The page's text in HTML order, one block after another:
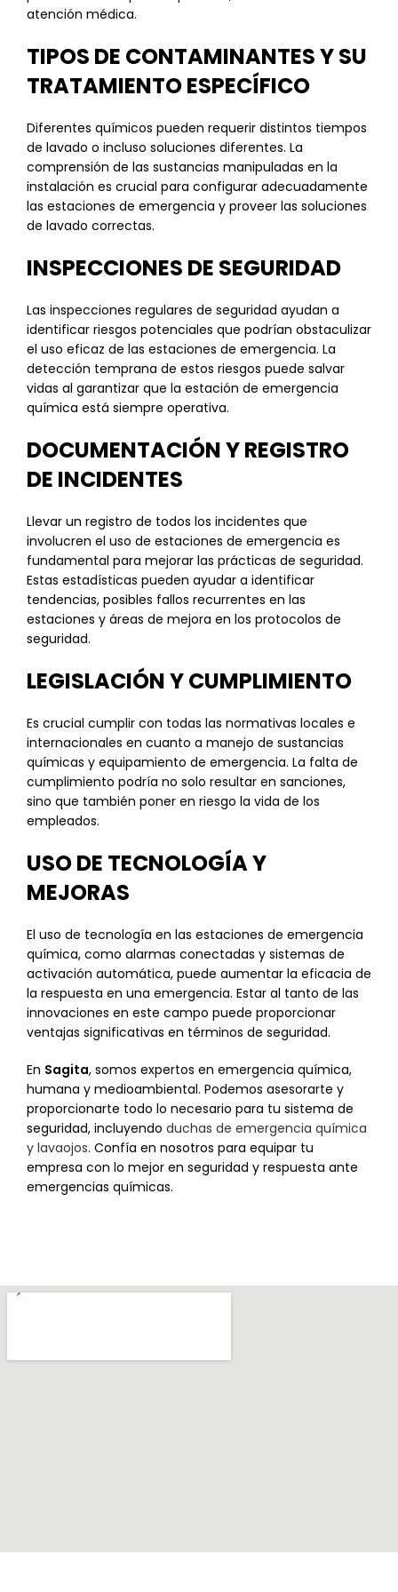
atención médica.
TIPOS DE CONTAMINANTES Y SU
TRATAMIENTO ESPECÍFICO
Diferentes químicos pueden requerir distintos tiempos
de lavado o incluso soluciones diferentes. La
comprensión de las sustancias manipuladas en la
instalación es crucial para configurar adecuadamente
las estaciones de emergencia y proveer las soluciones
de lavado correctas.
INSPECCIONES DE SEGURIDAD
Las inspecciones regulares de seguridad ayudan a
identificar riesgos potenciales que podrían obstaculizar
el uso eficaz de las estaciones de emergencia. La
detección temprana de estos riesgos puede salvar
vidas al garantizar que la estación de emergencia
química está siempre operativa.
DOCUMENTACIÓN Y REGISTRO
DE INCIDENTES
Llevar un registro de todos los incidentes que
involucren el uso de estaciones de emergencia es
fundamental para mejorar las prácticas de seguridad.
Estas estadísticas pueden ayudar a identificar
tendencias, posibles fallos recurrentes en las
estaciones y áreas de mejora en los protocolos de
seguridad.
LEGISLACIÓN Y CUMPLIMIENTO
Es crucial cumplir con todas las normativas locales e
internacionales en cuanto a manejo de sustancias
químicas y equipamiento de emergencia. La falta de
cumplimiento podría no solo resultar en sanciones,
sino que también poner en riesgo la vida de los
empleados.
USO DE TECNOLOGÍA Y
MEJORAS
El uso de tecnología en las estaciones de emergencia
química, como alarmas conectadas y sistemas de
activación automática, puede aumentar la eficacia de
la respuesta en una emergencia. Estar al tanto de las
innovaciones en este campo puede proporcionar
ventajas significativas en términos de seguridad.
En Sagita, somos expertos en emergencia química,
humana y medioambiental. Podemos asesorarte y
proporcionarte todo lo necesario para tu sistema de
seguridad, incluyendo duchas de emergencia química
y lavaojos. Confía en nosotros para equipar tu
empresa con lo mejor en seguridad y respuesta ante
emergencias químicas.